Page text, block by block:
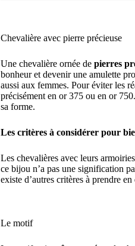
Chevalière avec pierre précieuse
Une chevalière ornée depierres
bonheur et devenir une amulette
aussi aux femmes. Pour éviter les
précisément en or 375 ou en or
sa forme.
Les critères à considérer pour
Les chevalières avec leurs
ce bijou n’a pas une signification
existe d’autres critères à prendre
Le motif